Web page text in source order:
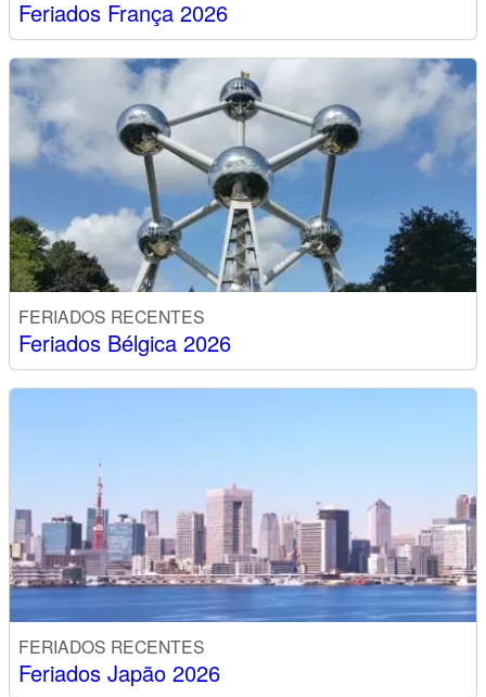
Feriados França 2026
FERIADOS RECENTES
Feriados Bélgica 2026
FERIADOS RECENTES
Feriados Japão 2026